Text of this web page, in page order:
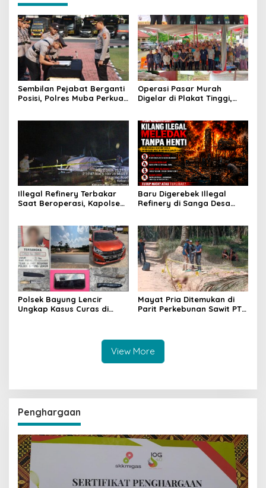
Sembilan Pejabat Berganti
Posisi, Polres Muba Perkuat
Operasi Pasar Murah
Digelar di Plakat Tinggi,
Beban Warga
Illegal Refinery Terbakar
Saat Beroperasi, Kapolsek
Pencegahan Terus
Dilakukan
Baru Digerebek Illegal
Refinery di Sanga Desa
Polsek Bayung Lencir
Ungkap Kasus Curas di
Mayat Pria Ditemukan di
Parit Perkebunan Sawit PT
View More
Penghargaan